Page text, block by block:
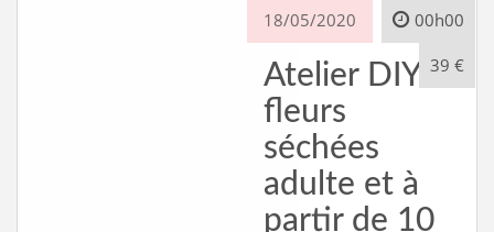
18/05/2020 00h00
39 €
Atelier DIY
fleurs
séchées
adulte et à
partir de 10